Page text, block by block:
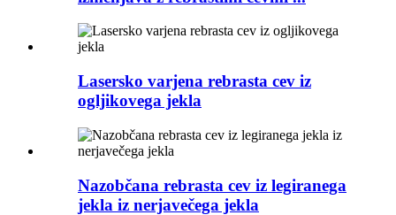
Lasersko varjena rebrasta cev iz
ogljikovega jekla
Nazobčana rebrasta cev iz legiranega
jekla iz nerjavečega jekla